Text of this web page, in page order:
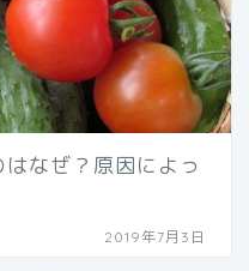
なぜ？原因によっ
2019年7月3日